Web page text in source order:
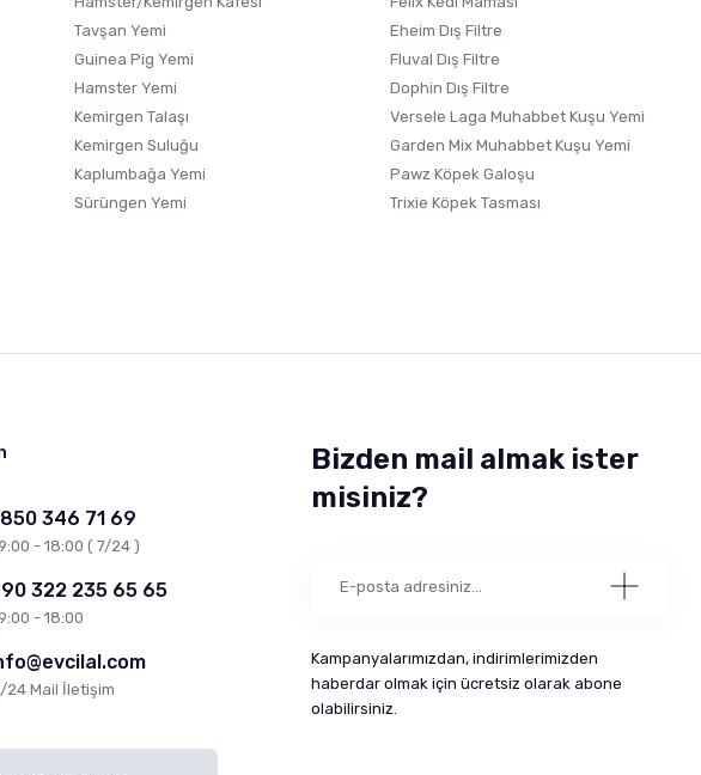
Tavşan Yemi
Guinea Pig Yemi
Hamster Yemi
Kemirgen Talaşı
Kemirgen Suluğu
Kaplumbağa Yemi
Sürüngen Yemi
Eheim Dış Filtre
Fluval Dış Filtre
Dophin Dış Filtre
Versele Laga Muhabbet Kuşu Yemi
Garden Mix Muhabbet Kuşu Yemi
Pawz Köpek Galoşu
Trixie Köpek Tasması
346 71 69
- 18:00 ( 7/24 )
322 235 65 65
- 18:00
24 Mail İletişim
Bizden mail almak ister
misiniz?
Kampanyalarımızdan, indirimlerimizden
haberdar olmak için ücretsiz olarak abone
olabilirsiniz.